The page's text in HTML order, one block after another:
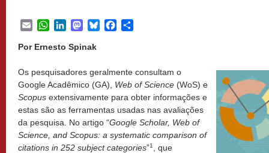
EmailWhatsApp
LinkedInMastodon
BlueskyFacebook
Por Ernesto Spinak
Os pesquisadores geralmente consultam o
Google Acadêmico (GA), Web of Science (WoS) e
Scopus extensivamente para obter informações e
estas são as ferramentas usadas nas avaliações
da pesquisa. No artigo “Google Scholar, Web of
Science, and Scopus: a systematic comparison of
citations in 252 subject categories”1
, que